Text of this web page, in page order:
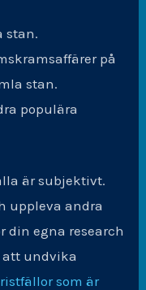
stan.
på
stan.
populära
är subjektivt.
uppleva andra
din egna research
att undvika
som är